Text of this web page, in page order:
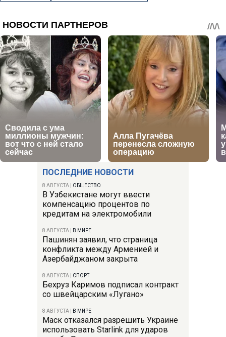
ПОСЛЕДНИЕ НОВОСТИ
8 АВГУСТА ОБЩЕСТВО
В Узбекистане могут ввести
компенсацию процентов по
кредитам на электромобили
8 АВГУСТА В МИРЕ
Пашинян заявил, что страница
конфликта между Арменией и
Азербайджаном закрыта
8 АВГУСТА СПОРТ
Бехруз Каримов подписал контракт
со швейцарским «Лугано»
8 АВГУСТА В МИРЕ
Маск отказался разрешить Украине
использовать Starlink для ударов